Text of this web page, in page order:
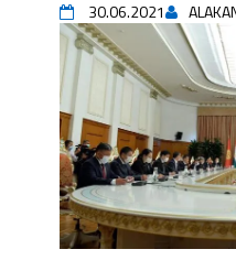
впечатляющим шоу
фонтанов в Royal
Аида САЛЯНОВА:
союзунун президенти
шайланышым сыймык
жоопкерчилик!"
Садыр ЖАПАРОВ:
адабият алпы чыгыш
уланышы үчүн журнал
30.06.2021